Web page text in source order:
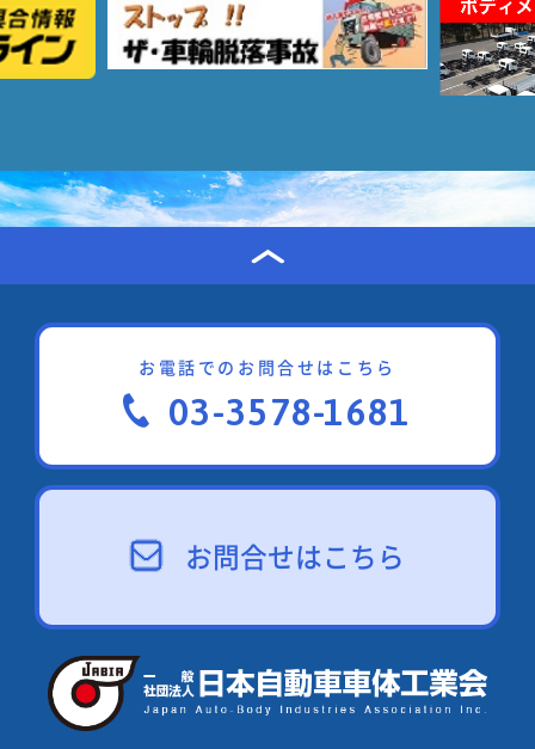
お電話でのお問合せはこちら
03-3578-1681
お問合せはこちら